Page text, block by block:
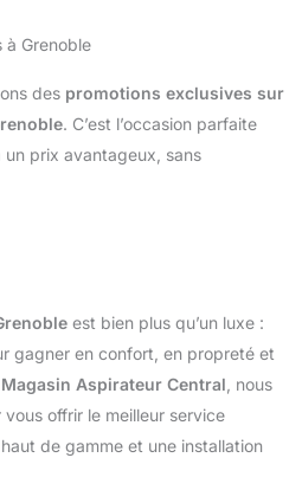
à Grenoble
des promotions exclusives sur
. C’est l’occasion parfaite
prix avantageux, sans
est bien plus qu’un luxe :
gagner en confort, en propreté et
Magasin Aspirateur Central , nous
offrir le meilleur service
de gamme et une installation